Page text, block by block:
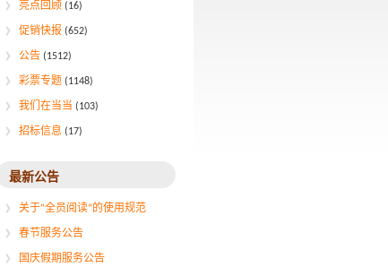
亮点回顾 (16)
促销快报 (652)
公告 (1512)
彩票专题 (1148)
我们在当当 (103)
招标信息 (17)
最新公告
关于“全员阅读”的使用规范
春节服务公告
国庆假期服务公告